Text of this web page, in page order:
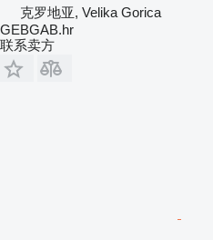
克罗地亚, Velika Gorica
GEBGAB.hr
联系卖方